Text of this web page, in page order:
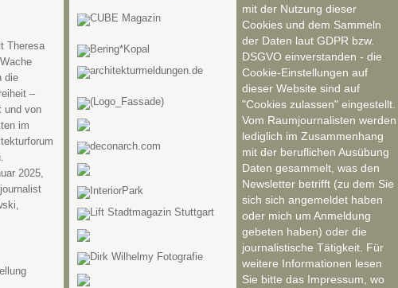
Theresa
die
–
und von
im
2025,
mit der Nutzung dieser
Cookies und dem Sammeln
der Daten laut GDPR bzw.
DSGVO einverstanden - die
Cookie-Einstellungen auf
dieser Website sind auf
"Cookies zulassen" eingestellt.
Vom Raumjournalisten werden
lediglich im Zusammenhang
mit der beruflichen Ausübung
Daten gesammelt, was den
Newsletter betrifft (zu dem Sie
sich sich angemeldet haben
oder mich um Anmeldung
gebeten haben) oder die
journalistische Tätigkeit. Für
weitere Informationen lesen
Sie bitte das Impressum, wo